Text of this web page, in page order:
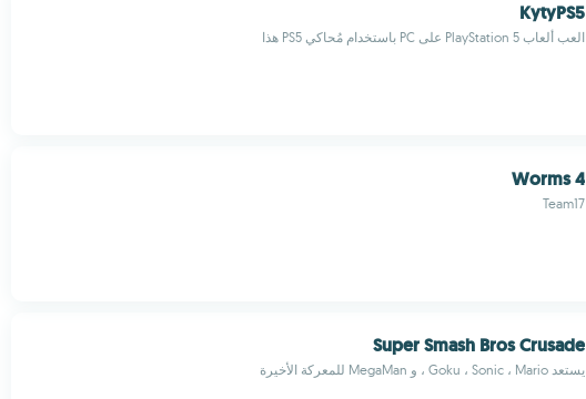
KytyPS5
العب ألعاب PlayStation 5 على PC باستخدام مُحاكي PS5 هذا
Worms 4
Team17
Super Smash Bros Crusade
يستعد Goku ، Sonic ، Mario ، و MegaMan للمعركة الأخيرة